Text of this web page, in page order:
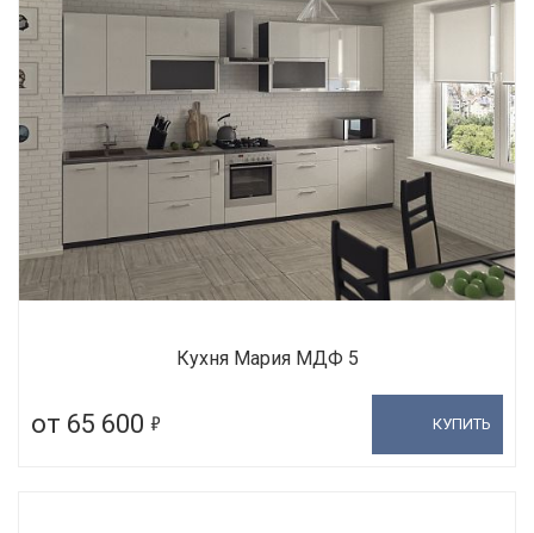
Кухня Мария МДФ 5
от 65 600 5 КУПИТЬ